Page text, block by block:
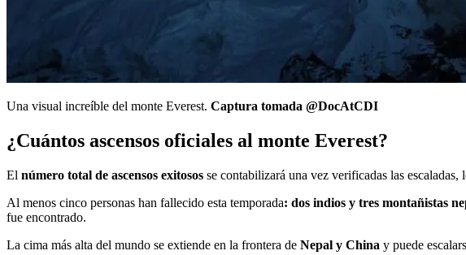
Una visual increíble del monte Everest. Captura tomada @DocAtCDI
¿Cuántos ascensos oficiales al monte Everest?
El número total de ascensos exitosos se contabilizará una vez verificadas las
Al menos cinco personas han fallecido esta temporada: dos indios y tres montañistas
fue encontrado.
La cima más alta del mundo se extiende en la frontera de Nepal y China y puede